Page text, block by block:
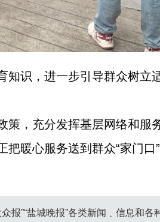
知识，进一步引导群众树立
策，充分发挥基层网络和服
暖心服务送到群众“家门口”
报”“盐城晚报”各类新闻﹑信息和